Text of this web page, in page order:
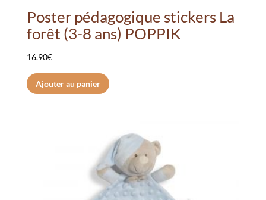
Poster pédagogique stickers La
forêt (3-8 ans) POPPIK
16.90€
Ajouter au panier